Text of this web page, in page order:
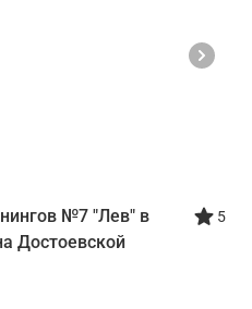
№7 "Лев" в
Достоевской
5